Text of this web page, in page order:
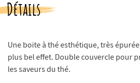
Détails
Une boite à thé esthétique, très
plus bel effet. Double couvercle pour
les saveurs du thé.